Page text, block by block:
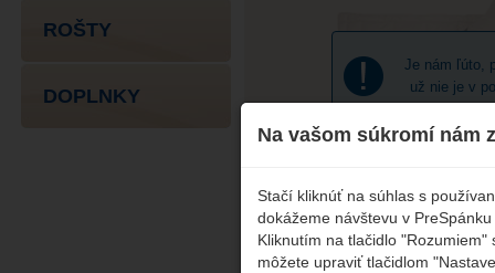
Na vašom súkromí nám
Stačí kliknúť na súhlas s
dokážeme návštevu v
Kliknutím na tlačidlo
môžete upraviť tlačidlom
ROŠTY
DOPLNKY
Je nám ľúto,
už nie je v